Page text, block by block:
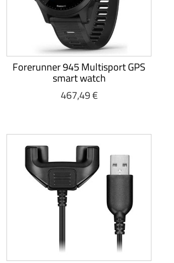
Forerunner 945 Multisport GPS
smart watch
467,49 €